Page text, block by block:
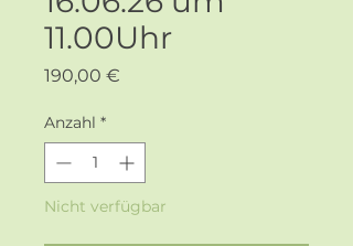
11.00Uhr
190,00 €
Anzahl *
Nicht verfügbar